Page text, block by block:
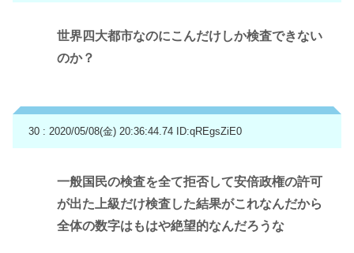
世界四大都市なのにこんだけしか検査できない
のか？
30 : 2020/05/08(金) 20:36:44.74 ID:qREgsZiE0
一般国民の検査を全て拒否して安倍政権の許可
が出た上級だけ検査した結果がこれなんだから
全体の数字はもはや絶望的なんだろうな